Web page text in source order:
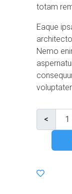
totam
Eaque
Nemo